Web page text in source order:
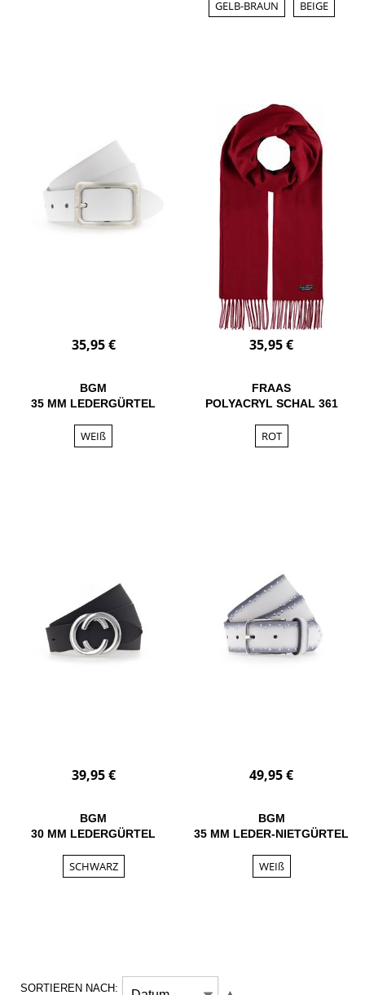
GELB-BRAUN BEIGE
35,95 €
BGM
35 MM LEDERGÜRTEL
WEIß
35,95 €
FRAAS
POLYACRYL SCHAL 361
ROT
39,95 €
BGM
30 MM LEDERGÜRTEL
SCHWARZ
49,95 €
BGM
35 MM LEDER-NIETGÜRTEL
WEIß
SORTIEREN NACH